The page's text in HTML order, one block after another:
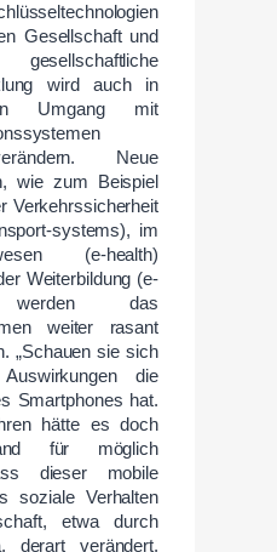
Gesellschaft und
wird auch in
Umgang mit
Neue
wie zum Beispiel
Verkehrssicherheit
systems), im
(e-health)
Weiterbildung (e-
werden das
weiter rasant
„Schauen sie sich
die
Smartphones hat.
hätte es doch
für möglich
dieser mobile
soziale Verhalten
etwa durch
derart verändert.